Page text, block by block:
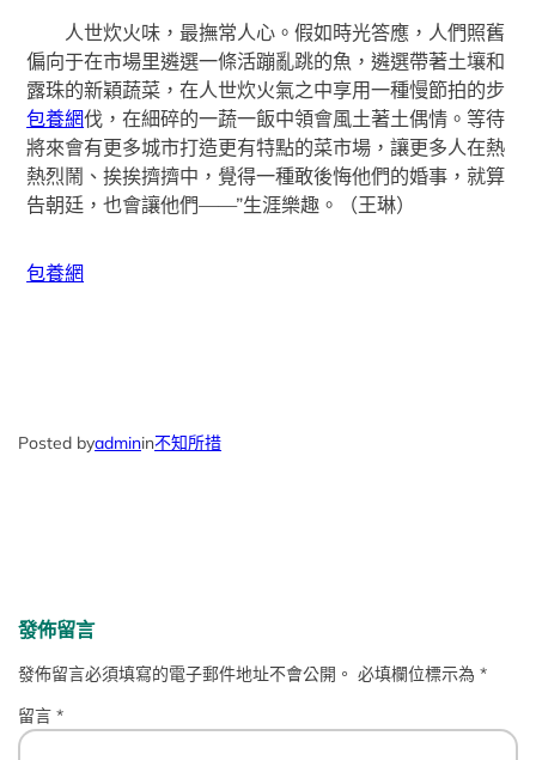
人世炊火味，最撫常人心。假如時光答應，人們照舊
偏向于在市場里遴選一條活蹦亂跳的魚，遴選帶著土壤和
露珠的新穎蔬菜，在人世炊火氣之中享用一種慢節拍的步
包養網伐，在細碎的一蔬一飯中領會風土著土偶情。等待
將來會有更多城市打造更有特點的菜市場，讓更多人在熱
熱烈鬧、挨挨擠擠中，覺得一種敢後悔他們的婚事，就算
告朝廷，也會讓他們——”生涯樂趣。（王琳）
包養網
Posted byadminin不知所措
發佈留言
發佈留言必須填寫的電子郵件地址不會公開。 必填欄位標示為*
留言*